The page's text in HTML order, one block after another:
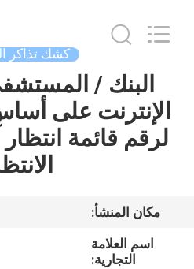
الصفحة
الرئيسية
معلومات
Reserved.
كشك تذاكر
البنك /
الإنترنت على
لرقم قائمة انتظار
مكان المنشأ:
اسم العلامة
التجارية: